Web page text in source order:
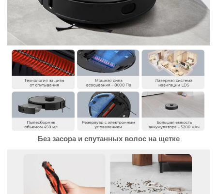
Без засора и спутанных волос на щетке